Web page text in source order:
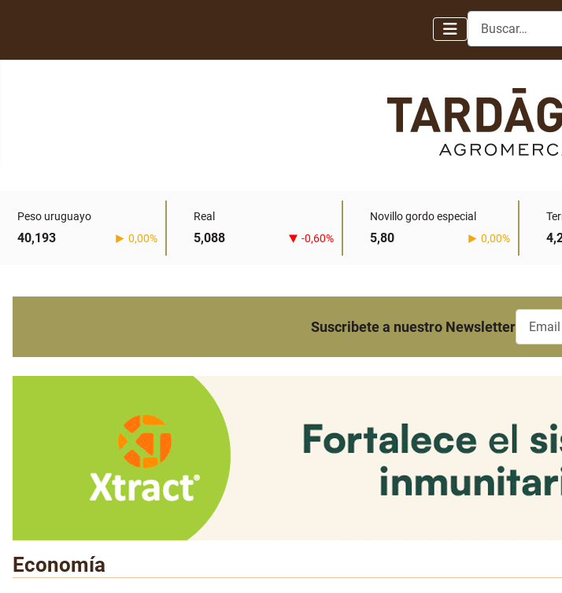
Buscar
Peso uruguayo
40,193 0,00%
Real
5,088 -0,60%
Novillo gordo especial
5,80 0,00%
Suscribete a nuestro Newsletter
Economía